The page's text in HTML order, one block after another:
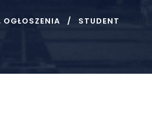
OGŁOSZENIA
STUDENT